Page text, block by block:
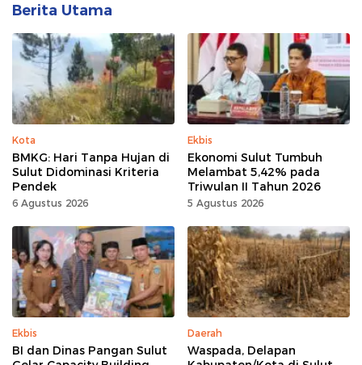
Berita Utama
Kota
BMKG: Hari Tanpa Hujan di
Sulut Didominasi Kriteria
Pendek
6 Agustus 2026
Ekbis
Ekonomi Sulut Tumbuh
Melambat 5,42% pada
Triwulan II Tahun 2026
5 Agustus 2026
Ekbis
BI dan Dinas Pangan Sulut
Daerah
Waspada, Delapan